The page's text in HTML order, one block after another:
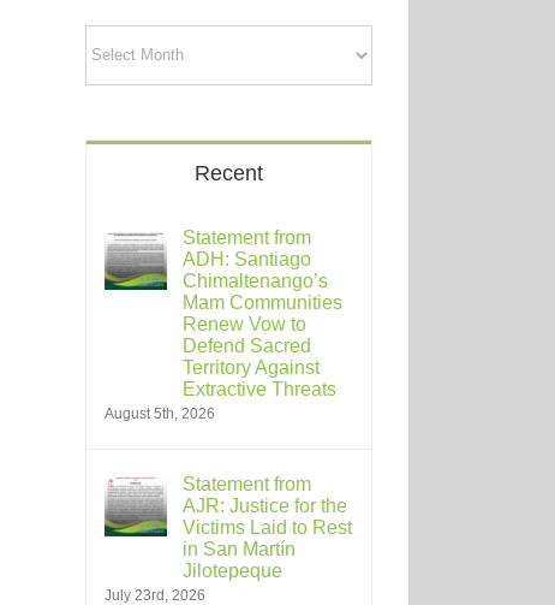
Recent
Statement from
ADH: Santiago
Chimaltenango’s
Mam Communities
Renew Vow to
Defend Sacred
Territory Against
Extractive Threats
August 5th, 2026
Statement from
AJR: Justice for the
Victims Laid to Rest
in San Martín
Jilotepeque
July 23rd, 2026